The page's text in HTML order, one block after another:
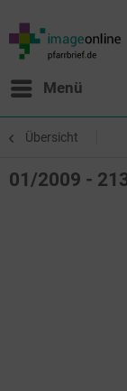
Menü
Übersicht
01/2009 -